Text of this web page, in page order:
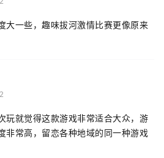
大一些，趣味拔河激情比赛更像原来
玩就觉得这款游戏非常适合大众，游
非常高，留恋各种地域的同一种游戏